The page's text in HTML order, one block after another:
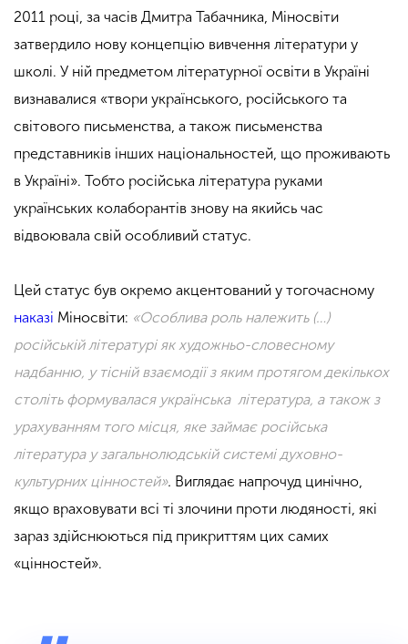
2011 році, за часів Дмитра Табачника, Міносвіти
затвердило нову концепцію вивчення літератури у
школі. У ній предметом літературної освіти в Україні
визнавалися «твори українського, російського та
світового письменства, а також письменства
представників інших національностей, що проживають
в Україні». Тобто російська література руками
українських колаборантів знову на якийсь час
відвоювала свій особливий статус.
Цей статус був окремо акцентований у тогочасному
наказі Міносвіти: «Особлива роль належить (…)
російській літературі як художньо-словесному
надбанню, у тісній взаємодії з яким протягом декількох
століть формувалася українська література, а також з
урахуванням того місця, яке займає російська
література у загальнолюдській системі духовно-
культурних цінностей». Виглядає напрочуд цинічно,
якщо враховувати всі ті злочини проти людяності, які
зараз здійснюються під прикриттям цих самих
«цінностей».